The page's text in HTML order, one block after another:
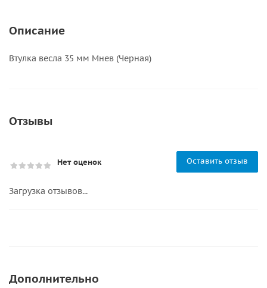
Описание
Втулка весла 35 мм Мнев (Черная)
Отзывы
Нет оценок Оставить отзыв
Загрузка отзывов...
Дополнительно